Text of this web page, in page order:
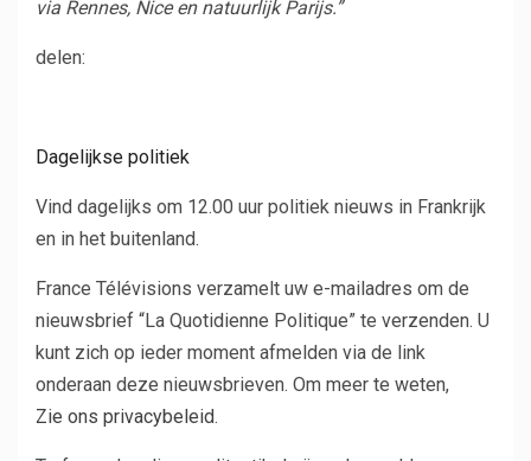
via Rennes, Nice en natuurlijk Parijs.”
delen:
netwerken
Dagelijkse politiek
Vind dagelijks om 12.00 uur politiek nieuws in Frankrijk
en in het buitenland.
France Télévisions verzamelt uw e-mailadres om de
nieuwsbrief “La Quotidienne Politique” te verzenden. U
kunt zich op ieder moment afmelden via de link
onderaan deze nieuwsbrieven. Om meer te weten,
Zie ons privacybeleid.